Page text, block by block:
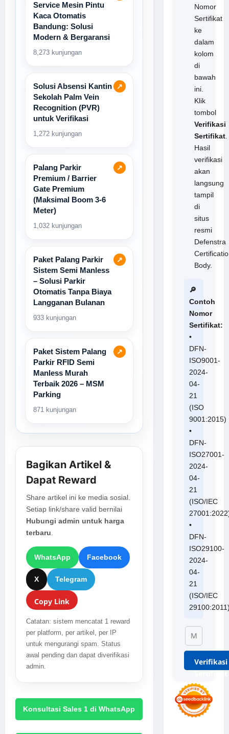
Service Mesin Pintu
Kaca Otomatis
Bandung: Solusi
Modern & Bergaransi
8,273 kunjungan
↗
Solusi Absensi Kantin
Sekolah Palm Vein
Recognition (PVR)
untuk Verifikasi
1,272 kunjungan
↗
Palang Parkir
Premium / Barrier
Gate Premium
(Maksimal Boom 3-6
Meter)
1,032 kunjungan
↗
Paket Palang Parkir
Sistem Semi Manless
– Solusi Parkir
Otomatis Tanpa Biaya
Langganan Bulanan
933 kunjungan
↗
Paket Sistem Palang
Parkir RFID Semi
Manless Murah
Terbaik 2026 – MSM
Parking
871 kunjungan
Bagikan Artikel &
Dapat Reward
Share artikel ini ke media sosial.
Setiap link/share valid bernilai
Hubungi admin untuk harga
terbaru.
WhatsApp Facebook
X Telegram
Copy Link
Catatan: sistem mencatat 1 reward
per platform, per artikel, per IP
untuk mengurangi spam. Status
awal pending dan dapat diverifikasi
admin.
Konsultasi Sales 1 di WhatsApp
Nomor
Sertifikat
ke
dalam
kolom
di
bawah
ini.
Klik
tombol
Verifikasi
Sertifikat.
Hasil
verifikasi
akan
langsung
tampil
di
situs
resmi
Defenstra
Body.
🔎
Contoh
Nomor
Sertifikat:
•
DFN-
ISO9001-
2024-
04-
21
(ISO
9001:2015)
•
DFN-
ISO27001-
2024-
04-
21
(ISO/IEC
•
DFN-
ISO29100-
2024-
04-
21
(ISO/IEC
Verifikasi
Sertifikat